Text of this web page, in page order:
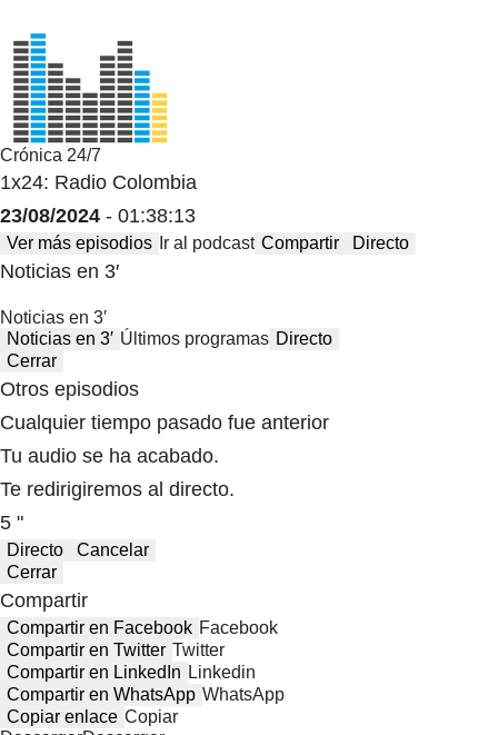
Crónica 24/7
1x24: Radio Colombia
23/08/2024 - 01:38:13
Ver más episodios Ir al podcast Compartir Directo
Noticias en 3′
Noticias en 3′
Noticias en 3′ Últimos programas Directo
Cerrar
Otros episodios
Cualquier tiempo pasado fue anterior
Tu audio se ha acabado.
Te redirigiremos al directo.
5 "
Directo
Cancelar
Cerrar
Compartir
Compartir en Facebook Facebook
Compartir en Twitter Twitter
Compartir en LinkedIn Linkedin
Compartir en WhatsApp WhatsApp
Copiar enlace Copiar